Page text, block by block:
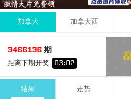
加拿大 加拿大西
3466136期
距离下期开奖 03:02
6
期号
结果 走势